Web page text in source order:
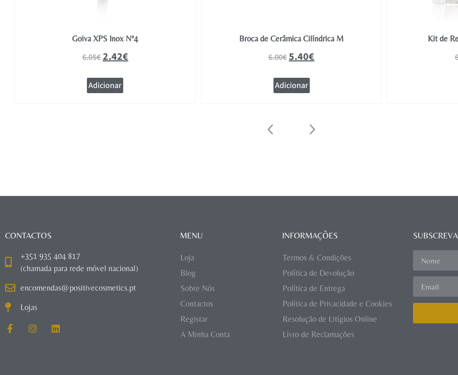
Goiva XPS Inox Nº4
6.05€2.42€
Adicionar
Broca de Cerâmica Cilíndrica M
6.00€5.40€
Adicionar
Kit de
CONTACTOS
+351 935 404 817
(chamada para rede móvel nacional)
encomendas@positivecosmetics.pt
Lojas
MENU
Loja
Blog
Sobre Nós
Contactos
Registar
A Minha Conta
INFORMAÇÕES
Termos & Condições
Política de Devolução
Política de Entrega
Política de Privacidade e Cookies
Resolução de Litígios Online
Livro de Reclamações